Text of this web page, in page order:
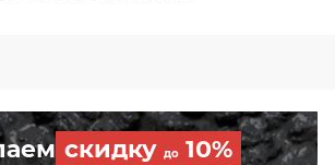
скидку до10%